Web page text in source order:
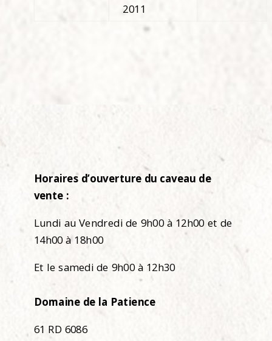
2011
Horaires d’ouverture du caveau de
vente :
Lundi au Vendredi de 9h00 à 12h00 et de
14h00 à 18h00
Et le samedi de 9h00 à 12h30
Domaine de la Patience
61 RD 6086